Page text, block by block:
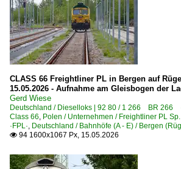
Bingen (Rhein) Hbf ·TBGN·
Bitterfeld
Blankenburg/Harz
Boisheim
Boppard
Brehna
Buggingen
Burgkemnitz
Crossen an der Elster
CLASS 66 Freightliner PL in Bergen auf
15.05.2026 - Aufnahme am Gleisbogen der
Gerd Wiese
Deutschland / Dieselloks | 92 80 / 1 266 BR 266
Class 66, Polen / Unternehmen / Freightliner PL
·FPL·, Deutschland / Bahnhöfe (A - E) / Bergen
 94 1600x1067 Px, 15.05.2026